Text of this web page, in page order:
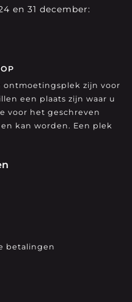
en 31 december:
ontmoetingsplek zijn voor
een plaats zijn waar u
voor het geschreven
kan worden. Een plek
betalingen